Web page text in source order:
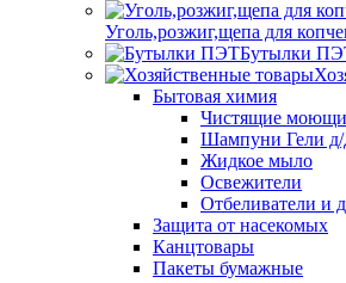
Уголь,розжиг,щепа для
Бутылки
Бытовая химия
Чистящие
Шампуни Гели
Жидкое мыло
Освежители
Отбеливатели и
Защита от насекомых
Канцтовары
Пакеты бумажные